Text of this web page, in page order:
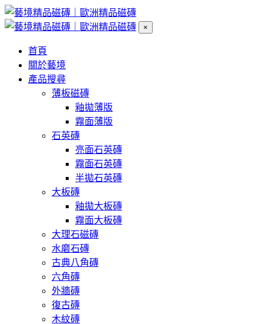
×
首頁
關於藝境
產品搜尋
薄板磁磚
釉拋薄版
霧面薄版
石英磚
亮面石英磚
霧面石英磚
半拋石英磚
大板磚
釉拋大板磚
霧面大板磚
大理石磁磚
水磨石磚
古典八角磚
六角磚
外牆磚
復古磚
木紋磚